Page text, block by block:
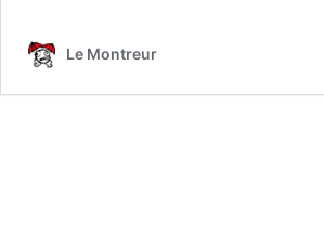
Le Montreur